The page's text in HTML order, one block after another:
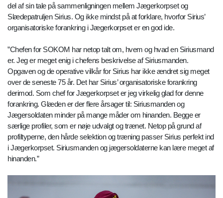
del af sin tale på sammenligningen mellem Jægerkorpset og
Slædepatruljen Sirius. Og ikke mindst på at forklare, hvorfor Sirius’
organisatoriske forankring i Jægerkorpset er en god ide.
”Chefen for SOKOM har netop talt om, hvem og hvad en Siriusmand
er. Jeg er meget enig i chefens beskrivelse af Siriusmanden.
Opgaven og de operative vilkår for Sirius har ikke ændret sig meget
over de seneste 75 år. Det har Sirius’ organisatoriske forankring
derimod. Som chef for Jægerkorpset er jeg virkelig glad for denne
forankring. Glæden er der flere årsager til: Siriusmanden og
Jægersoldaten minder på mange måder om hinanden. Begge er
særlige profiler, som er nøje udvalgt og trænet. Netop på grund af
profiltyperne, den hårde selektion og træning passer Sirius perfekt ind
i Jægerkorpset. Siriusmanden og jægersoldaterne kan lære meget af
hinanden.”